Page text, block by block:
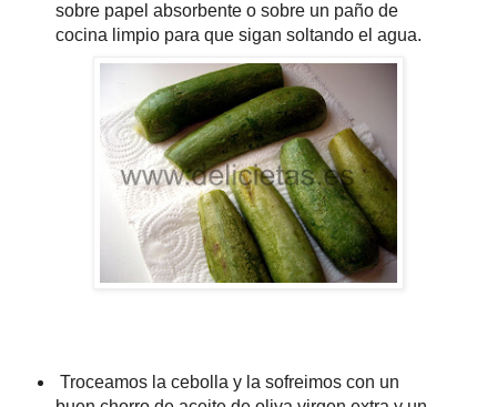
sobre papel absorbente o sobre un paño de
cocina limpio para que sigan soltando el agua.
Troceamos la cebolla y la sofreimos con un